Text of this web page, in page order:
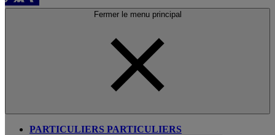
Fermer le menu principal
PARTICULIERS PARTICULIERS